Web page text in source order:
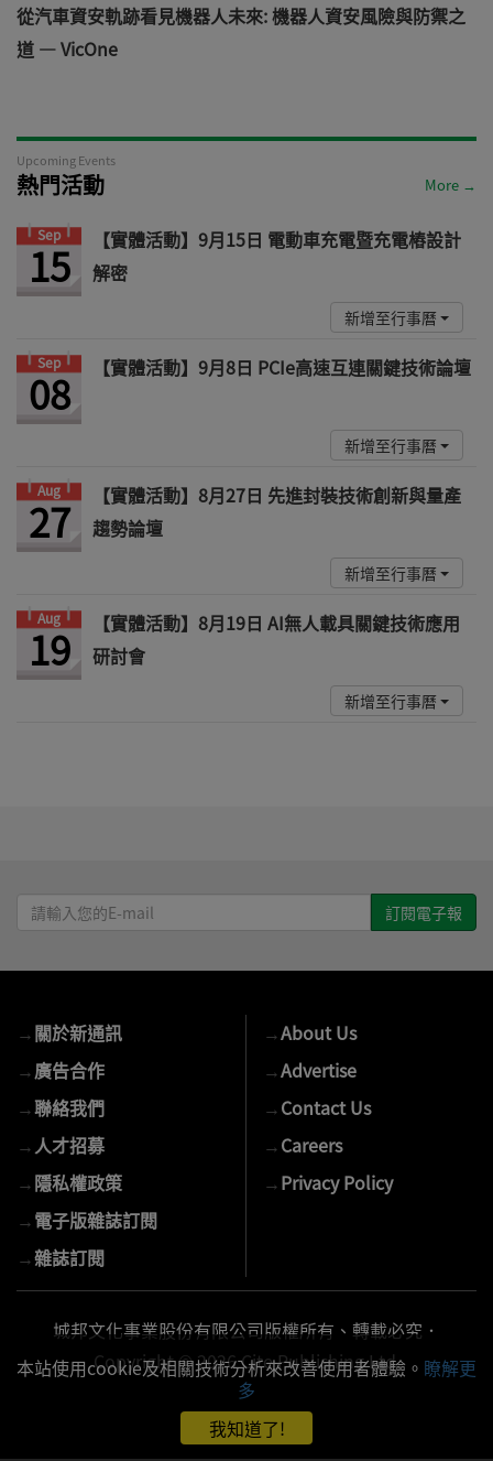
從汽車資安軌跡看見機器人未來: 機器人資安風險與防禦之
道 — VicOne
Upcoming Events
熱門活動 More →
Sep
15
【實體活動】9月15日 電動車充電暨充電樁設計
解密
新增至行事曆
Sep
08 【實體活動】9月8日 PCIe高速互連關鍵技術論壇
新增至行事曆
Aug
27
【實體活動】8月27日 先進封裝技術創新與量產
趨勢論壇
新增至行事曆
Aug
19
【實體活動】8月19日 AI無人載具關鍵技術應用
研討會
新增至行事曆
請
輸
E-
mail
→關於新通訊
→廣告合作
→聯絡我們
→ 人才招募
→隱私權政策
→電子版雜誌訂閱
→雜誌訂閱
→About Us
→Advertise
→Contact Us
→Careers
→Privacy Policy
城邦文化事業股份有限公司版權所有、轉載必究．
Copyright © 2026 Cite Publishing Ltd.
本站使用cookie及相關技術分析來改善使用者體驗。 瞭解更
多
我知道了!